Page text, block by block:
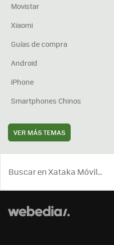
Movistar
Xiaomi
Guías de compra
Android
iPhone
Smartphones Chinos
VER MÁS TEMAS